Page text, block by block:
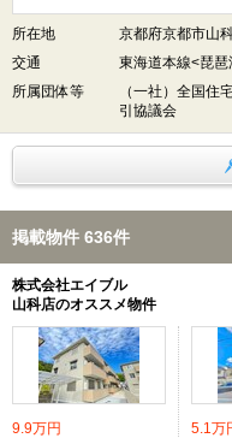
所在地
京都府京都市山
交通
東海道本線<琵
所属団体等
（一社）全国住
引協議会
掲載物件 636件
株式会社エイブル
山科店のオススメ物件
9.9万円 5.1万